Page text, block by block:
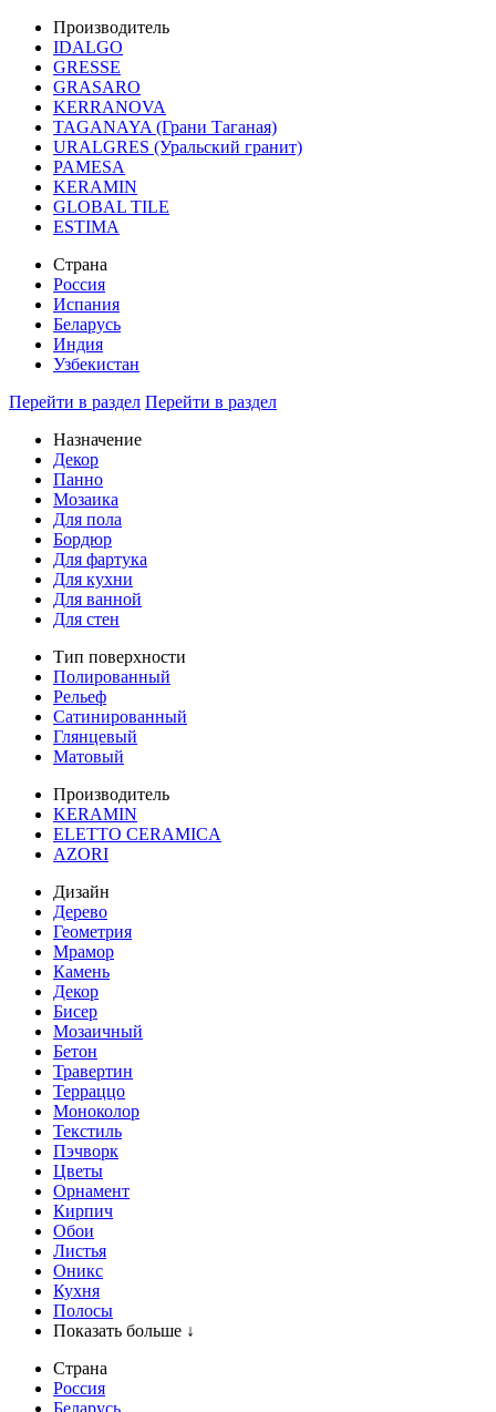
Производитель
IDALGO
GRESSE
GRASARO
KERRANOVA
TAGANAYA (Грани Таганая)
URALGRES (Уральский гранит)
PAMESA
KERAMIN
GLOBAL TILE
ESTIMA
Страна
Россия
Испания
Беларусь
Индия
Узбекистан
Перейти в раздел Перейти в раздел
Назначение
Декор
Панно
Мозаика
Для пола
Бордюр
Для фартука
Для кухни
Для ванной
Для стен
Тип поверхности
Полированный
Рельеф
Сатинированный
Глянцевый
Матовый
Производитель
KERAMIN
ELETTO CERAMICA
AZORI
Дизайн
Дерево
Геометрия
Мрамор
Камень
Декор
Бисер
Мозаичный
Бетон
Травертин
Терраццо
Моноколор
Текстиль
Пэчворк
Цветы
Орнамент
Кирпич
Обои
Листья
Оникс
Кухня
Полосы
Показать больше ↓
Страна
Россия
Беларусь